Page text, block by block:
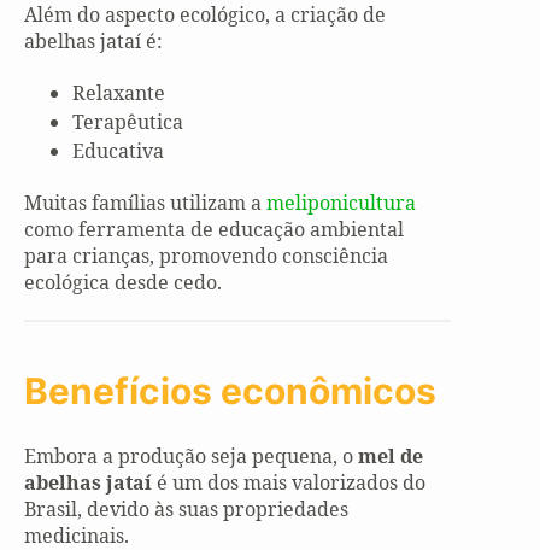
Além do aspecto ecológico, a criação de
abelhas jataí é:
Relaxante
Terapêutica
Educativa
Muitas famílias utilizam ameliponicultura
como ferramenta de educação ambiental
para crianças, promovendo consciência
ecológica desde cedo.
Benefícios econômicos
Embora a produção seja pequena, omel de
abelhas jataí é um dos mais valorizados do
Brasil, devido às suas propriedades
medicinais.